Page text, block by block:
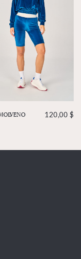
120,00 $